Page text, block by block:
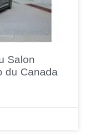
Salon
du Canada